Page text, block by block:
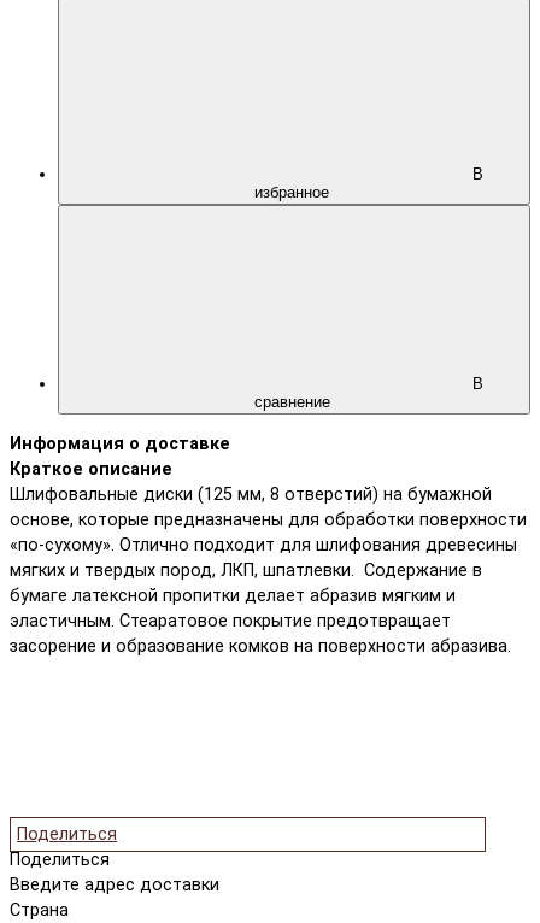
В
избранное
В
сравнение
Информация о доставке
Краткое описание
Шлифовальные диски (125 мм, 8 отверстий) на бумажной
основе, которые предназначены для обработки поверхности
«по-сухому». Отлично подходит для шлифования древесины
мягких и твердых пород, ЛКП, шпатлевки. Содержание в
бумаге латексной пропитки делает абразив мягким и
эластичным. Стеаратовое покрытие предотвращает
засорение и образование комков на поверхности абразива.
Поделиться
Поделиться
Введите адрес доставки
Страна